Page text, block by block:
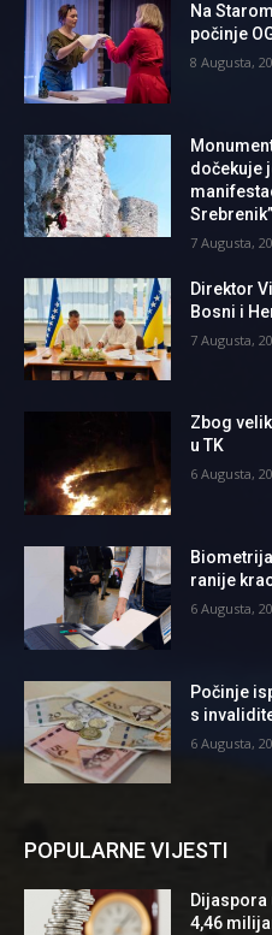
Na
počinje
8 Augusta,
dočekuje
Srebrenik”
7 Augusta,
Direktor
Bosni i
7 Augusta,
Zbog
u TK
6 Augusta,
ranije
6 Augusta,
Počinje
s
6 Augusta,
POPULARNE VIJESTI
4,46